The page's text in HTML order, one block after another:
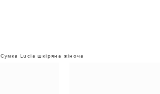
Сумка Lucia шкіряна жіноча